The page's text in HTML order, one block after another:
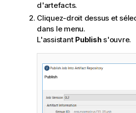
d'artefacts.
Cliquez-droit dessus et
dans le menu.
L'assistant Publishs'ouvre.